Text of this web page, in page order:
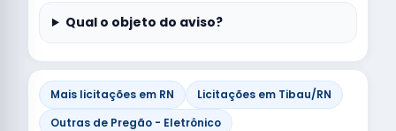
Qual o objeto do aviso?
Mais licitações em RN
Licitações em Tibau/RN
Outras de Pregão - Eletrônico